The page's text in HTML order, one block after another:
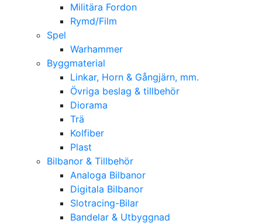
Militära Fordon
Rymd/Film
Spel
Warhammer
Byggmaterial
Linkar, Horn & Gångjärn, mm.
Övriga beslag & tillbehör
Diorama
Trä
Kolfiber
Plast
Bilbanor & Tillbehör
Analoga Bilbanor
Digitala Bilbanor
Slotracing-Bilar
Bandelar & Utbyggnad